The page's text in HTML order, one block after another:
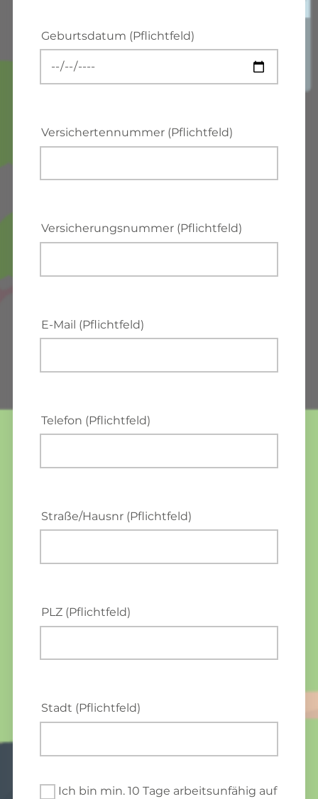
Geburtsdatum (Pflichtfeld)
Versichertennummer (Pflichtfeld)
Versicherungsnummer (Pflichtfeld)
E-Mail (Pflichtfeld)
Telefon (Pflichtfeld)
Straße/Hausnr (Pflichtfeld)
PLZ (Pflichtfeld)
Stadt (Pflichtfeld)
Ich bin min. 10 Tage arbeitsunfähig auf